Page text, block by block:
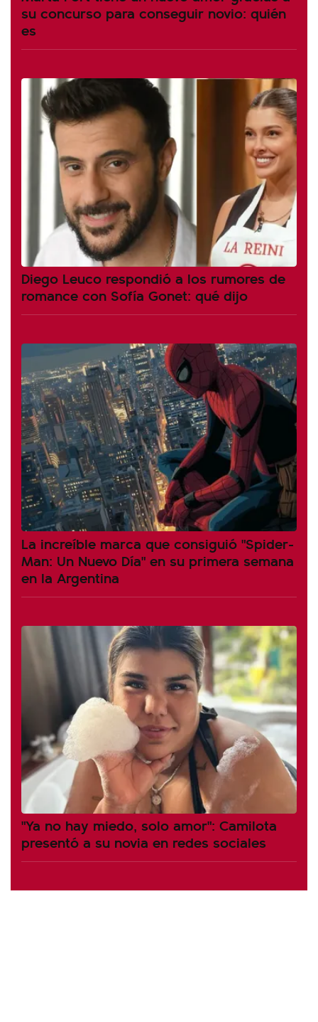
su concurso para conseguir novio: quién
es
Diego Leuco respondió a los rumores de
romance con Sofía Gonet: qué dijo
La increíble marca que consiguió "Spider-
Man: Un Nuevo Día" en su primera semana
en la Argentina
"Ya no hay miedo, solo amor": Camilota
presentó a su novia en redes sociales